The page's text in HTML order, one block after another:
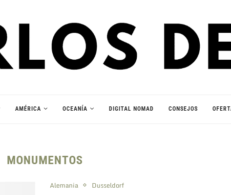
AMÉRICA OCEANÍA DIGITAL NOMAD CONSEJOS
MONUMENTOS
Alemania Dusseldorf